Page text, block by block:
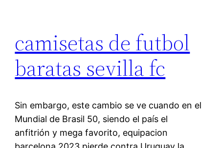
camisetas de futbol
baratas sevilla fc
Sin embargo, este cambio se ve cuando en el
Mundial de Brasil 50, siendo el país el
anfitrión y mega favorito, equipacion